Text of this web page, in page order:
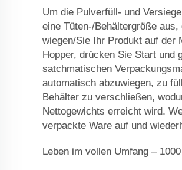
Um die Pulverfüll- und
eine Tüten-/Behältergröße
wiegen/Sie Ihr Produkt auf der
Hopper, drücken Sie Start und
satchmatischen
automatisch abzuwiegen, zu
Behälter zu verschließen,
Nettogewichts erreicht wird.
verpackte Ware auf und
Leben im vollen Umfang –